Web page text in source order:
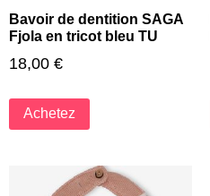
Bavoir de dentition SAGA
Fjola en tricot bleu TU
18,00 €
Achetez